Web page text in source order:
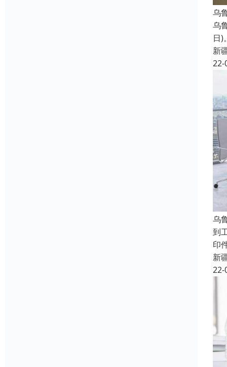
乌
乌
日)
新
22-
乌
到
印
新
22-